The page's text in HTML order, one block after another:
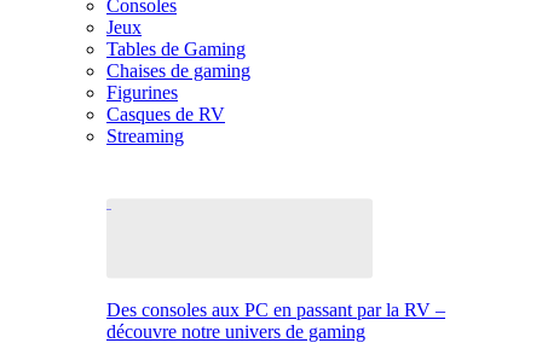
Consoles
Jeux
Tables de Gaming
Chaises de gaming
Figurines
Casques de RV
Streaming
Des consoles aux PC en passant par la RV –
découvre notre univers de gaming